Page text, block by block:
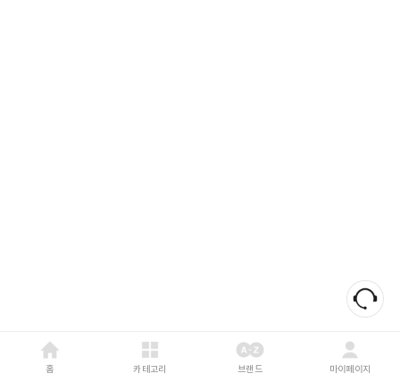
홈 카테고리 브랜드 마이페이지